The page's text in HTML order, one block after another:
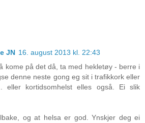
JN 16. august 2013 kl. 22:43
kome på det då, ta med hekletøy - berre i
denne neste gong eg sit i trafikkork eller
eller kortidsomhelst elles også. Ei slik
og at helsa er god. Ynskjer deg ei